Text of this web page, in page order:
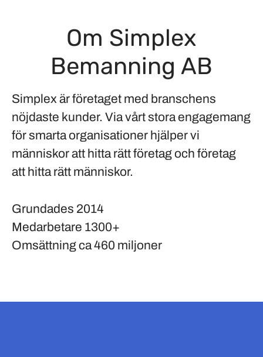
Om Simplex
Bemanning AB
Simplex är företaget med branschens
nöjdaste kunder. Via vårt stora engagemang
för smarta organisationer hjälper vi
människor att hitta rätt företag och företag
att hitta rätt människor.
Grundades 2014
Medarbetare 1300+
Omsättningca 460 miljoner